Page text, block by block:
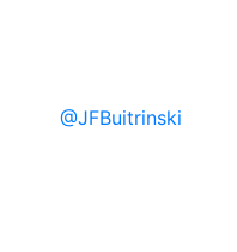
@JFBuitrinski